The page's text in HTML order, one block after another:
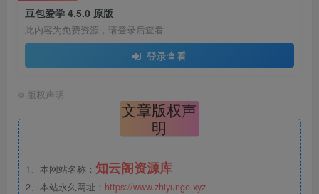
豆包爱学 4.5.0 原版
此内容为免费资源，请登录后查看
登录查看
© 版权声明
文章版权声
明
1、本网站名称： 知云阁资源库
2、本站永久网址： https://www.zhiyunge.xyz